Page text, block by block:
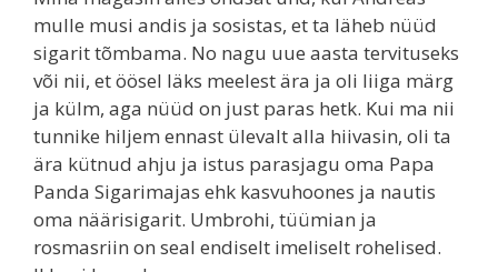
mulle musi andis ja sosistas, et ta läheb nüüd
sigarit tõmbama. No nagu uue aasta tervituseks
või nii, et öösel läks meelest ära ja oli liiga märg
ja külm, aga nüüd on just paras hetk. Kui ma nii
tunnike hiljem ennast ülevalt alla hiivasin, oli ta
ära kütnud ahju ja istus parasjagu oma Papa
Panda Sigarimajas ehk kasvuhoones ja nautis
oma näärisigarit. Umbrohi, tüümian ja
rosmasriin on seal endiselt imeliselt rohelised.